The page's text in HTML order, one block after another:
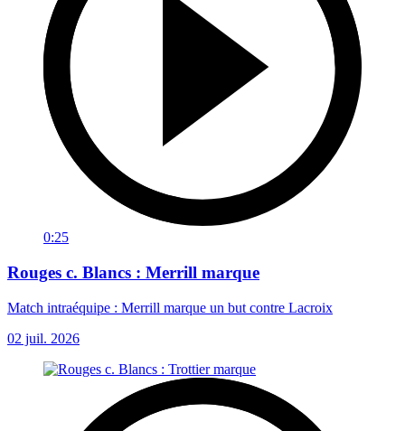
0:25
Rouges c. Blancs : Merrill marque
Match intraéquipe : Merrill marque un but contre Lacroix
02 juil. 2026